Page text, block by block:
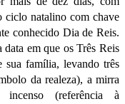
ciclo natalino com chave
conhecido Dia de Reis.
data em que os Três Reis
sua família, levando três
da realeza), a mirra
(referência à